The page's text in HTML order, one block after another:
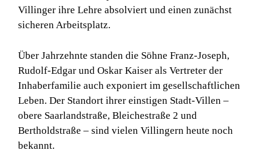
Villinger ihre Lehre absolviert und einen zunächst
sicheren Arbeitsplatz.
Über Jahrzehnte standen die Söhne Franz-Joseph,
Rudolf-Edgar und Oskar Kaiser als Vertreter der
Inhaberfamilie auch exponiert im gesellschaftlichen
Leben. Der Standort ihrer einstigen Stadt-Villen –
obere Saarlandstraße, Bleichestraße 2 und
Bertholdstraße – sind vielen Villingern heute noch
bekannt.